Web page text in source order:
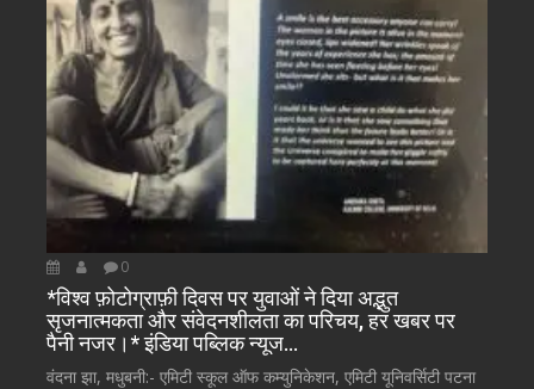
0
*विश्व फ़ोटोग्राफ़ी दिवस पर युवाओं ने दिया अद्भुत
सृजनात्मकता और संवेदनशीलता का परिचय, हर खबर पर
पैनी नजर।* इंडिया पब्लिक न्यूज…
वंदना झा, मधुबनी:- एमिटी स्कूल ऑफ कम्युनिकेशन, एमिटी यूनिवर्सिटी पटना